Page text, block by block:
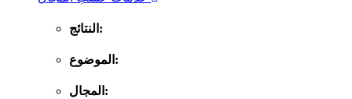
النتائج:
الموضوع:
المجال: